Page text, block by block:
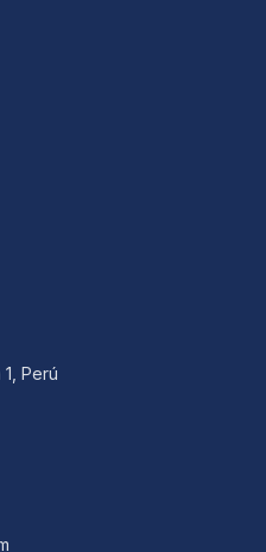
Perú